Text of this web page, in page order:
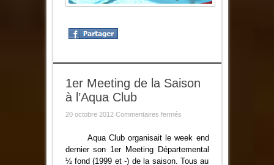
1er Meeting de la Saison
à l’Aqua Club
20 octobre 2012 Commentaires ferméssur
de
la
Saison
à
Aqua Club organisait le week end
dernier son 1er Meeting Départemental
½ fond (1999 et -) de la saison. Tous au